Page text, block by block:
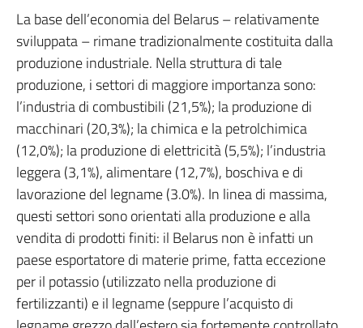
La base dell’economia del Belarus – relativamente
sviluppata – rimane tradizionalmente costituita dalla
produzione industriale. Nella struttura di tale
produzione, i settori di maggiore importanza sono:
l’industria di combustibili (21,5%); la produzione di
macchinari (20,3%); la chimica e la petrolchimica
(12,0%); la produzione di elettricità (5,5%); l’industria
leggera (3,1%), alimentare (12,7%), boschiva e di
lavorazione del legname (3.0%). In linea di massima,
questi settori sono orientati alla produzione e alla
vendita di prodotti finiti: il Belarus non è infatti un
paese esportatore di materie prime, fatta eccezione
per il potassio (utilizzato nella produzione di
fertilizzanti) e il legname (seppure l’acquisto di